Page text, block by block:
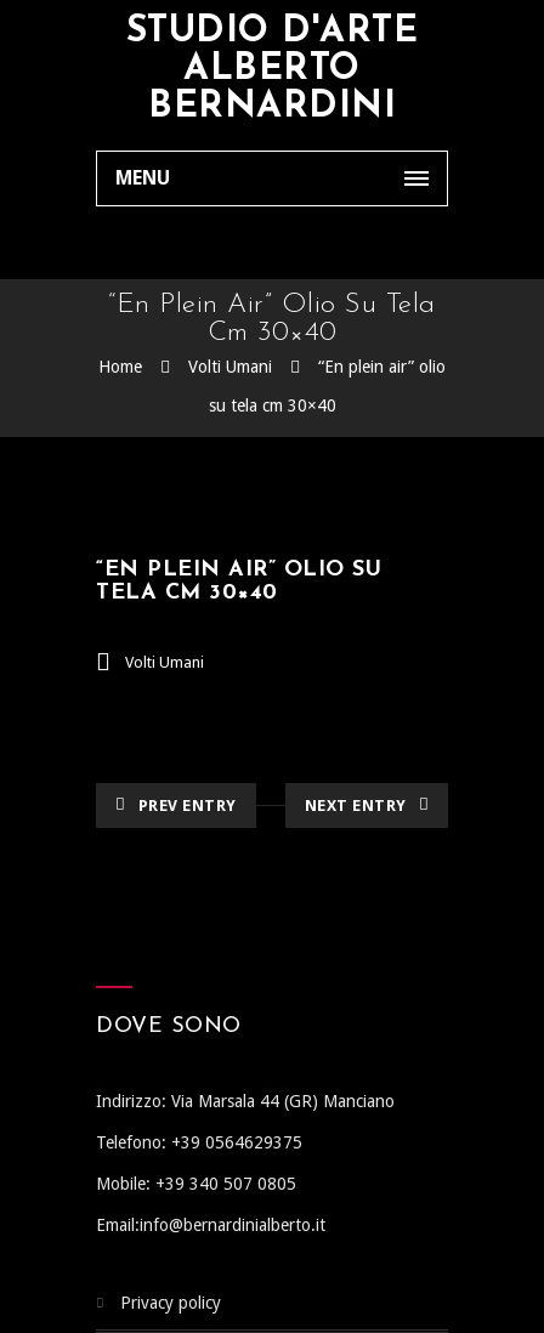
STUDIO D'ARTE
ALBERTO
BERNARDINI
MENU
“En Plein Air” Olio Su Tela
Cm 30×40
Home Volti Umani
“En plein air” olio
su tela cm 30×40
“EN PLEIN AIR” OLIO SU
TELA CM 30×40
Volti Umani
PREV ENTRY NEXT ENTRY
DOVE SONO
Indirizzo: Via Marsala 44 (GR) Manciano
Telefono: +39 0564629375
Mobile: +39 340 507 0805
Email:info@bernardinialberto.it
privacy policy